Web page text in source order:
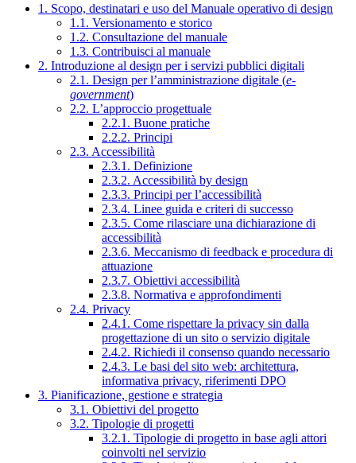
1. Scopo, destinatari e uso del Manuale operativo di design
1.1. Versionamento e storico
1.2. Consultazione del manuale
1.3. Contribuisci al manuale
2. Introduzione al design per i servizi pubblici digitali
2.1. Design per l’amministrazione digitale (e-
government)
2.2. L’approccio progettuale
2.2.1. Buone pratiche
2.2.2. Principi
2.3. Accessibilità
2.3.1. Definizione
2.3.2. Accessibilità by design
2.3.3. Principi per l’accessibilità
2.3.4. Linee guida e criteri di successo
2.3.5. Come rilasciare una dichiarazione di
accessibilità
2.3.6. Meccanismo di feedback e procedura di
attuazione
2.3.7. Obiettivi accessibilità
2.3.8. Normativa e approfondimenti
2.4. Privacy
2.4.1. Come rispettare la privacy sin dalla
progettazione di un sito o servizio digitale
2.4.2. Richiedi il consenso quando necessario
2.4.3. Le basi del sito web: architettura,
informativa privacy, riferimenti DPO
3. Pianificazione, gestione e strategia
3.1. Obiettivi del progetto
3.2. Tipologie di progetti
3.2.1. Tipologie di progetto in base agli attori
coinvolti nel servizio